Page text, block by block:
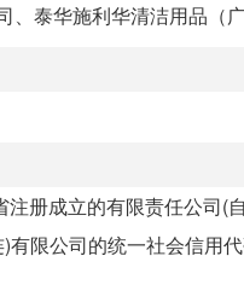
泰华施利华清洁用品（
册成立的有限责任公司(
限公司的统一社会信用